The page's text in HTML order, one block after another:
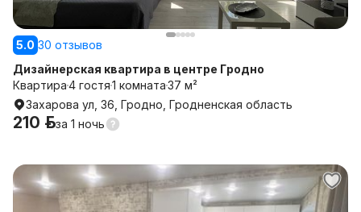
5.0 30 отзывов
Дизайнерская квартира в центре Гродно
Квартира4 гостя1 комната37 м²
Захарова ул, 36, Гродно, Гродненская область
210 р.за 1 ночь